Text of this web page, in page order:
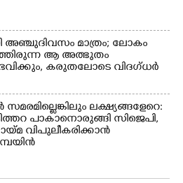
അഞ്ചുദിവസം മാത്രം; ലോകം
ആ അത്ഭുതം
കരുതലോടെ വിദഗ്ധർ
സമരമില്ലെങ്കിലും ലക്ഷ്യങ്ങളേറെ:
പാകാനൊരുങ്ങി സിജെപി,​
വിപുലീകരിക്കാൻ